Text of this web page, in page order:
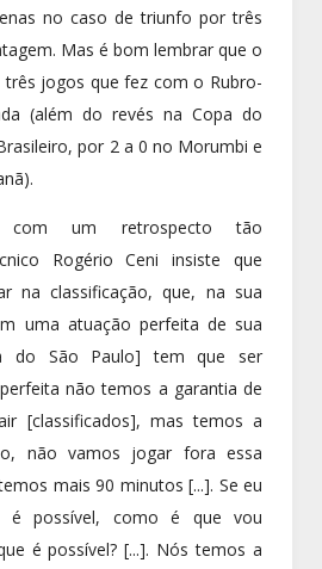
no caso de triunfo por três
Mas é bom lembrar que o
jogos que fez com o Rubro-
(além do revés na Copa do
por 2 a 0 no Morumbi e
com um retrospecto tão
Rogério Ceni insiste que
na classificação, que, na sua
uma atuação perfeita de sua
do São Paulo] tem que ser
não temos a garantia de
[classificados], mas temos a
não vamos jogar fora essa
mais 90 minutos [...]. Se eu
é possível, como é que vou
é possível? [...]. Nós temos a